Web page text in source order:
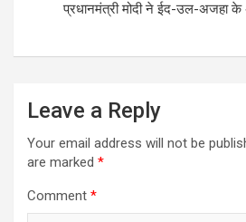
प्रधानमंत्री मोदी ने ईद-उल-अजहा के
Leave a Reply
Your email address will not be
are marked *
Comment *